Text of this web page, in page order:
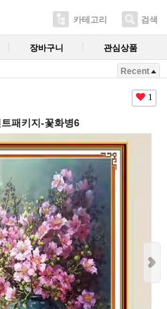
카테고리 검색
장바구니 관심상품
Recent
1
패키지-꽃화병6